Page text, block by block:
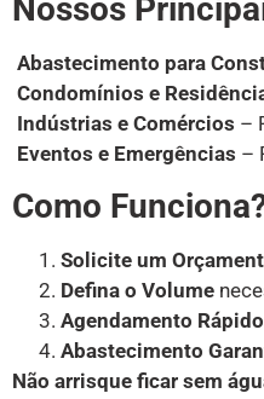
Nossos
Abastecimento para
Condomínios e
Indústrias e Comércios –
Eventos e Emergências –
Como
Solicite um
Defina o Volume
Agendamento Rápido
Abastecimento
Não arrisque ficar sem